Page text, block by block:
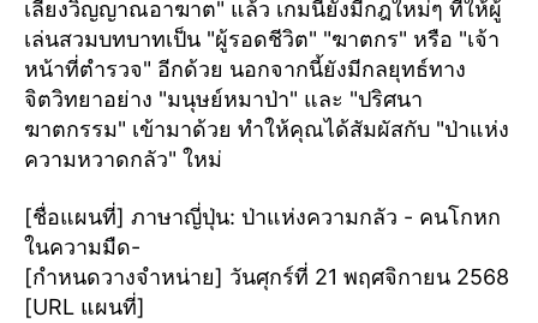
เลี่ยงวิญญาณอาฆาต" แล้ว เกมนี้ยังมีกฎใหม่ๆ ที่ให้ผู้
เล่นสวมบทบาทเป็น "ผู้รอดชีวิต" "ฆาตกร" หรือ "เจ้า
หน้าที่ตำรวจ" อีกด้วย นอกจากนี้ยังมีกลยุทธ์ทาง
จิตวิทยาอย่าง "มนุษย์หมาป่า" และ "ปริศนา
ฆาตกรรม" เข้ามาด้วย ทำให้คุณได้สัมผัสกับ "ป่าแห่ง
ความหวาดกลัว" ใหม่
[ชื่อแผนที่] ภาษาญี่ปุ่น: ป่าแห่งความกลัว - คนโกหก
ในความมืด-
[กำหนดวางจำหน่าย] วันศุกร์ที่ 21 พฤศจิกายน 2568
[URL แผนที่]